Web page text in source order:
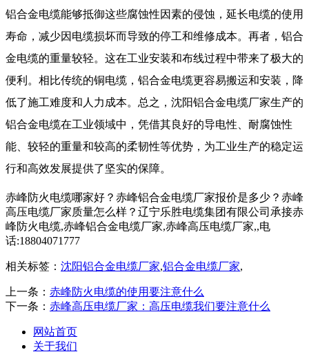
铝合金电缆能够抵御这些腐蚀性因素的侵蚀，延长电缆的使用
寿命，减少因电缆损坏而导致的停工和维修成本。再者，铝合
金电缆的重量较轻。这在工业安装和布线过程中带来了极大的
便利。相比传统的铜电缆，铝合金电缆更容易搬运和安装，降
低了施工难度和人力成本。总之，沈阳铝合金电缆厂家生产的
铝合金电缆在工业领域中，凭借其良好的导电性、耐腐蚀性
能、较轻的重量和较高的柔韧性等优势，为工业生产的稳定运
行和高效发展提供了坚实的保障。
赤峰防火电缆哪家好？赤峰铝合金电缆厂家报价是多少？赤峰
高压电缆厂家质量怎么样？辽宁乐胜电缆集团有限公司承接赤
峰防火电缆,赤峰铝合金电缆厂家,赤峰高压电缆厂家,,电
话:18804071777
相关标签： 沈阳铝合金电缆厂家,铝合金电缆厂家,
上一条： 赤峰防火电缆的使用要注意什么
下一条： 赤峰高压电缆厂家：高压电缆我们要注意什么
网站首页
关于我们